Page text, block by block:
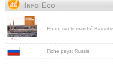
Etude sur le marché
Fiche pays: Russie